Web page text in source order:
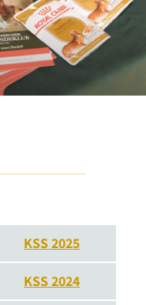
KSS 2025
KSS 2024